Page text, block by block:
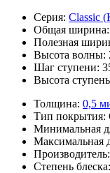
Серия: Classic
Общая ширина:
Полезная
Высота волны:
Шаг ступени:
Высота
Толщина: 0,5
Тип покрытия:
Минимальная
Максимальная
Производитель:
Степень блеска: